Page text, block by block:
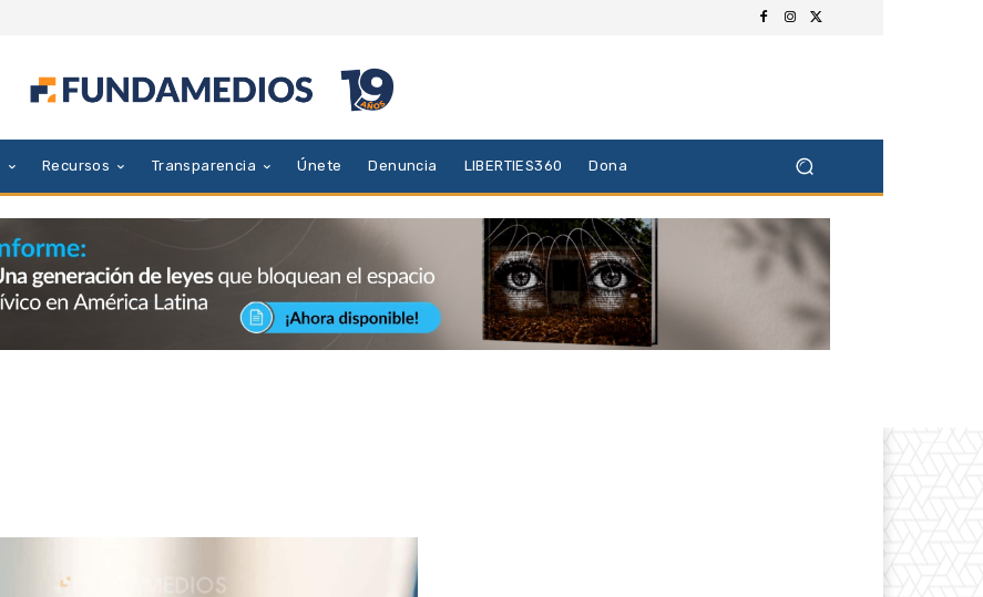
Recursos Transparencia Únete Denuncia LIBERTIES360 Dona